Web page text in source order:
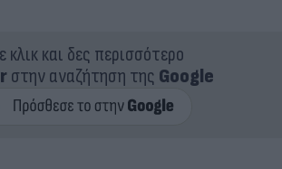
κλικ και δες περισσότερο
στην αναζήτηση της Google